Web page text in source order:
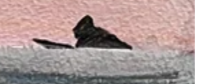
ル
で
1
メ
デ
ィ
ア